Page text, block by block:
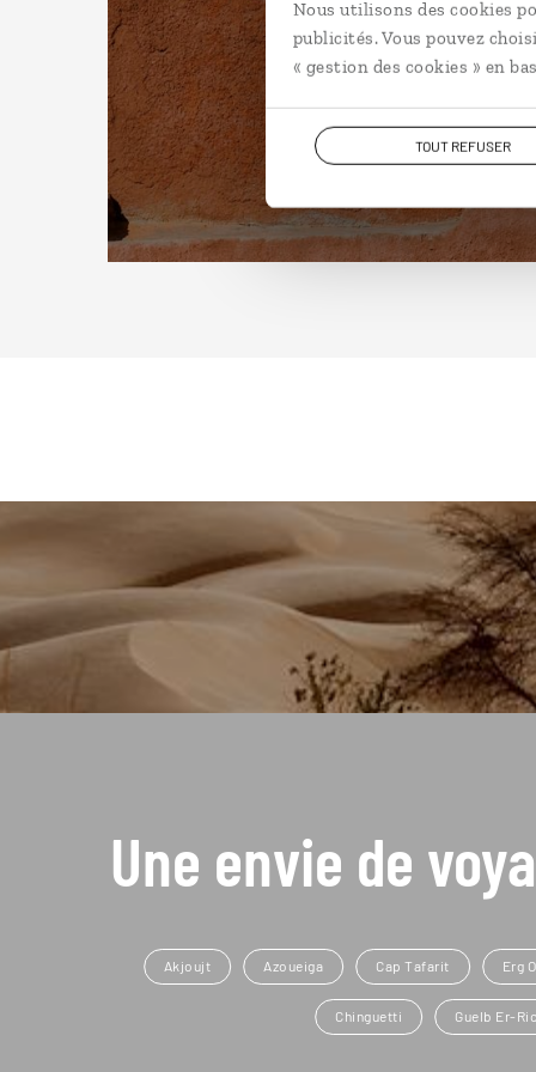
Nous utilisons des cookies
publicités. Vous pouvez
« gestion des cookies » en
TOUT REFUSER
Une envie de
Akjoujt Azoueiga Cap Tafarit Erg
Chinguetti Guelb Er-